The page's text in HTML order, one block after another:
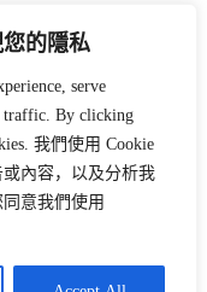
的隱私
serve
traffic. By clicking
我們使用 Cookie
內容，以及分析我
意我們使用